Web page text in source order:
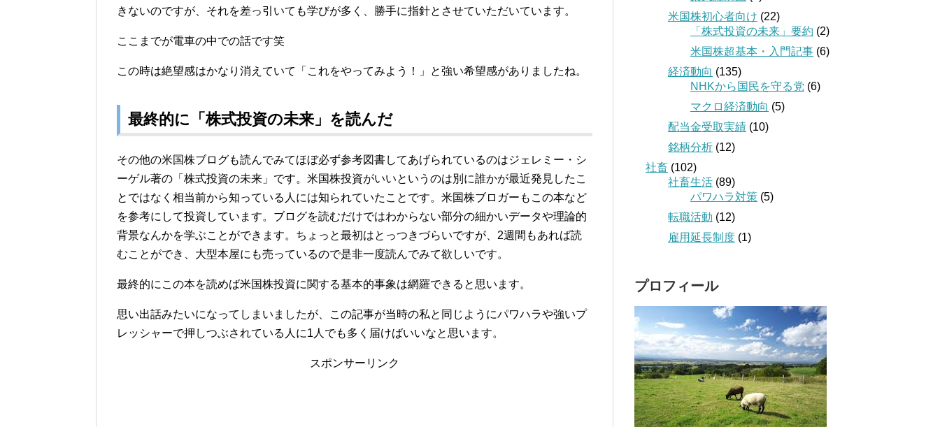
きないのですが、それを差っ引いても学びが多く、勝手に指針とさせていただいています。
ここまでが電車の中での話です笑
この時は絶望感はかなり消えていて「これをやってみよう！」と強い希望感がありましたね。
最終的に「株式投資の未来」を読んだ
その他の米国株ブログも読んでみてほぼ必ず参考図書してあげられているのはジェレミー・シ
ーゲル著の「株式投資の未来」です。米国株投資がいいというのは別に誰かが最近発見したこ
とではなく相当前から知っている人には知られていたことです。米国株ブロガーもこの本など
を参考にして投資しています。ブログを読むだけではわからない部分の細かいデータや理論的
背景なんかを学ぶことができます。ちょっと最初はとっつきづらいですが、2週間もあれば読
むことができ、大型本屋にも売っているので是非一度読んでみて欲しいです。
最終的にこの本を読めば米国株投資に関する基本的事象は網羅できると思います。
思い出話みたいになってしまいましたが、この記事が当時の私と同じようにパワハラや強いプ
レッシャーで押しつぶされている人に1人でも多く届けばいいなと思います。
スポンサーリンク
米国株初心者向け (22)
「株式投資の未来」要約 (2)
米国株超基本・入門記事 (6)
経済動向 (135)
NHKから国民を守る党 (6)
マクロ経済動向 (5)
配当金受取実績 (10)
銘柄分析 (12)
社畜 (102)
社畜生活 (89)
パワハラ対策 (5)
転職活動 (12)
雇用延長制度 (1)
プロフィール